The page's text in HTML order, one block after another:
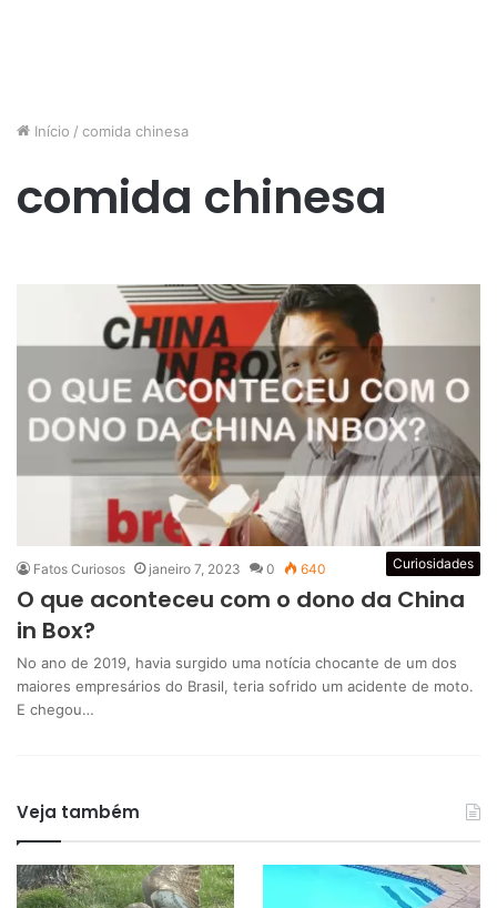
Início / comida chinesa
comida chinesa
Curiosidades
Fatos Curiosos janeiro 7, 2023 0 640
O que aconteceu com o dono da China
in Box?
No ano de 2019, havia surgido uma notícia chocante de um dos
maiores empresários do Brasil, teria sofrido um acidente de moto.
E chegou…
Veja também